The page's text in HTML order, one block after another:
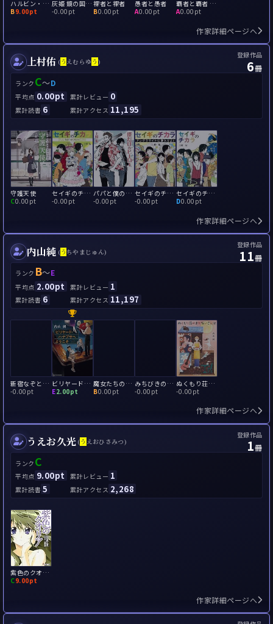
ハルビン・カフェ
B9.00pt
灰姫 鏡の国のスパイ
-0.00pt
裸者と裸者
B0.00pt
愚者と愚者
A0.00pt
覇者と覇者 歓喜、慚愧、紙吹雪
A0.00pt
作家詳細ページへ
上村佑 (う えむらゆ う )
登録作品
6冊
ランク C～D
平均点 0.00pt 累計レビュー 0
累計読書 6 累計アクセス 11,195
守護天使
C0.00pt
セイギのチカラ Psychic Guardian
-0.00pt
パパと僕の9つの約束
-0.00pt
セイギのチカラ アングラサイトに潜入せよ!
-0.00pt
セイギのチカラ
D0.00pt
作家詳細ページへ
内山純 (う ちやまじゅん)
登録作品
11冊
ランク B～E
平均点 2.00pt 累計レビュー 1
累計読書 6 累計アクセス 11,197
新宿なぞとき不動産
-0.00pt
ビリヤード・ハナブサへようこそ
E2.00pt
魔女たちのアフタヌーンティー
B0.00pt
みちびきの変奏曲
-0.00pt
ぬくもり荘のまかないさんは
-0.00pt
作家詳細ページへ
うえお久光 (う えおひさみつ)
登録作品
1冊
ランク C
平均点 9.00pt 累計レビュー 1
累計読書 5 累計アクセス 2,268
紫色のクオリア
C9.00pt
作家詳細ページへ